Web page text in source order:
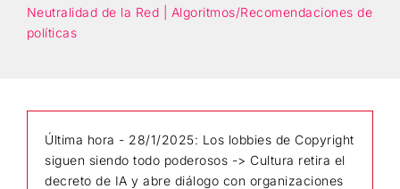
Neutralidad de la Red | Algoritmos/Recomendaciones de
políticas
Última hora - 28/1/2025: Los lobbies de Copyright
siguen siendo todo poderosos -> Cultura retira el
decreto de IA y abre diálogo con organizaciones